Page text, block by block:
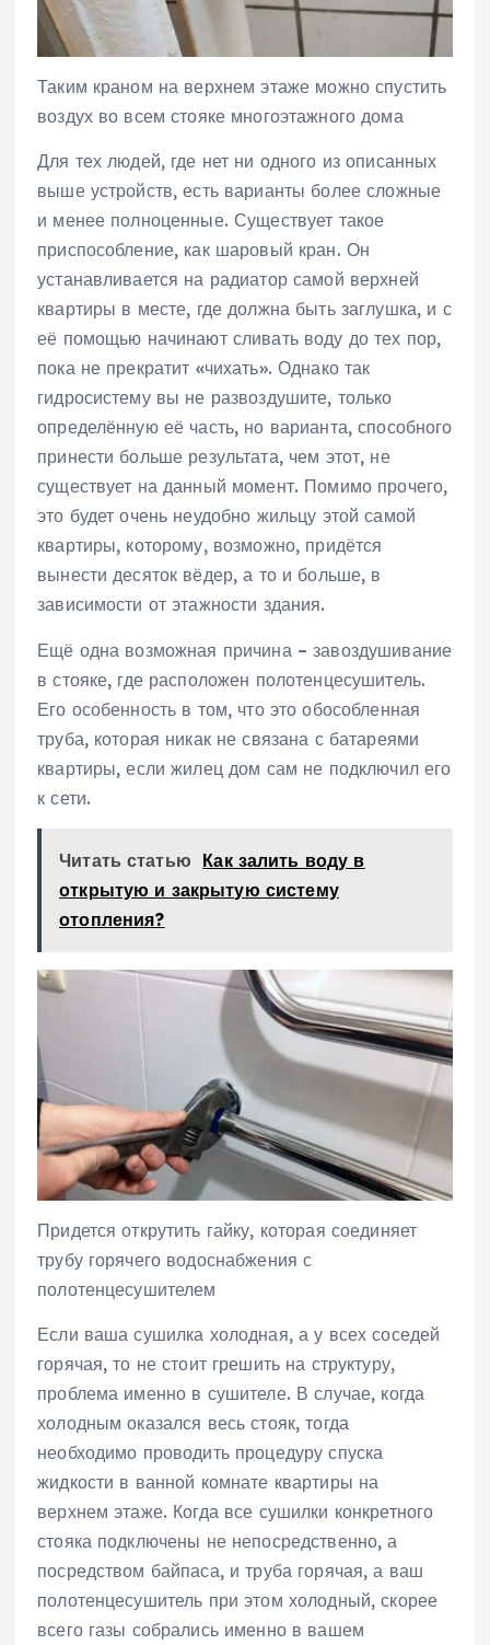
Таким краном на верхнем этаже можно спустить
воздух во всем стояке многоэтажного дома
Для тех людей, где нет ни одного из описанных
выше устройств, есть варианты более сложные
и менее полноценные. Существует такое
приспособление, как шаровый кран. Он
устанавливается на радиатор самой верхней
квартиры в месте, где должна быть заглушка, и с
её помощью начинают сливать воду до тех пор,
пока не прекратит «чихать». Однако так
гидросистему вы не развоздушите, только
определённую её часть, но варианта, способного
принести больше результата, чем этот, не
существует на данный момент. Помимо прочего,
это будет очень неудобно жильцу этой самой
квартиры, которому, возможно, придётся
вынести десяток вёдер, а то и больше, в
зависимости от этажности здания.
Ещё одна возможная причина – завоздушивание
в стояке, где расположен полотенцесушитель.
Его особенность в том, что это обособленная
труба, которая никак не связана с батареями
квартиры, если жилец дом сам не подключил его
к сети.
Читать статью Как залить воду в
открытую и закрытую систему
отопления?
Придется открутить гайку, которая соединяет
трубу горячего водоснабжения с
полотенцесушителем
Если ваша сушилка холодная, а у всех соседей
горячая, то не стоит грешить на структуру,
проблема именно в сушителе. В случае, когда
холодным оказался весь стояк, тогда
необходимо проводить процедуру спуска
жидкости в ванной комнате квартиры на
верхнем этаже. Когда все сушилки конкретного
стояка подключены не непосредственно, а
посредством байпаса, и труба горячая, а ваш
полотенцесушитель при этом холодный, скорее
всего газы собрались именно в вашем